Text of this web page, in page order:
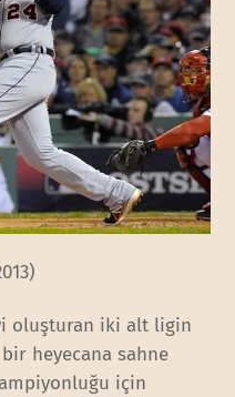
oluşturan iki alt ligin
heyecana sahne
için